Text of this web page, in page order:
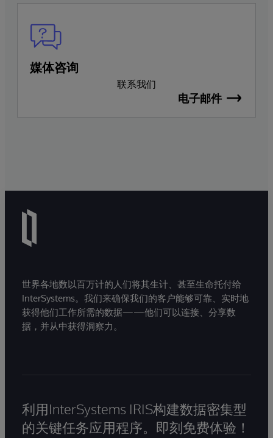
媒体咨询
联系我们
电子邮件
世界各地数以百万计的人们将其生计、甚至生命托付给
InterSystems。我们来确保我们的客户能够可靠、实时地
获得他们工作所需的数据——他们可以连接、分享数
据，并从中获得洞察力。
利用InterSystems IRIS构建数据密集型
的关键任务应用程序。即刻免费体验！